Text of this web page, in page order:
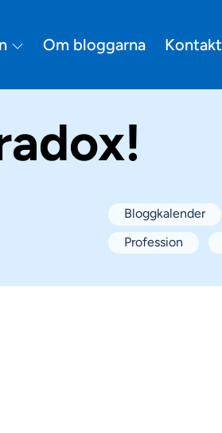
Om bloggarna Kontakt
Bloggkalender
Profession